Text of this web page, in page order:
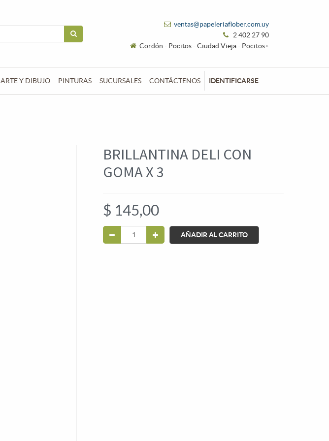
ventas@papeleriaflober.com.uy
2 402 27 90
Cordón - Pocitos - Ciudad Vieja - Pocitos+
ARTE Y DIBUJO PINTURAS SUCURSALES CONTÁCTENOS IDENTIFICARSE
BRILLANTINA DELI CON
GOMA X 3
$ 145,00
AÑADIR AL CARRITO